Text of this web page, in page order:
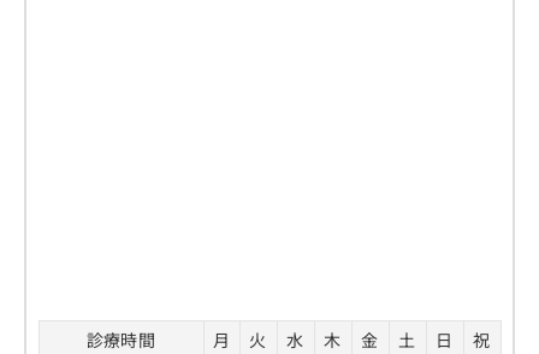
診療時間 月 火 水 木 金 土 日
祝